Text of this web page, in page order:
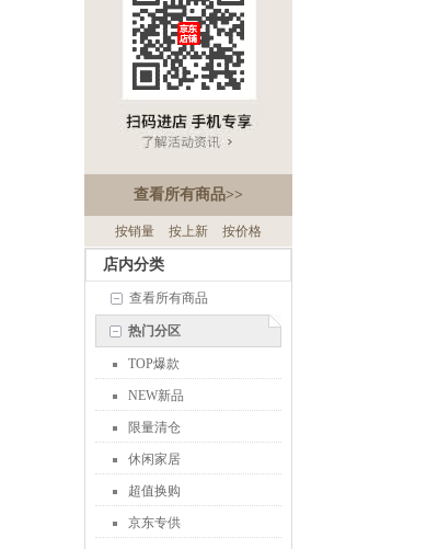
查看所有商品>>
按销量 按上新 按价格
店内分类
查看所有商品
热门分区
TOP爆款
NEW新品
限量清仓
休闲家居
超值换购
京东专供